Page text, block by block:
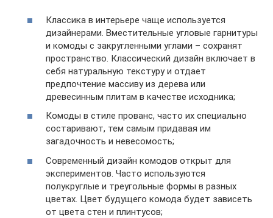
Классика в интерьере чаще используется
дизайнерами. Вместительные угловые гарнитуры
и комоды с закругленными углами – сохранят
пространство. Классический дизайн включает в
себя натуральную текстуру и отдает
предпочтение массиву из дерева или
древесинным плитам в качестве исходника;
Комоды в стиле прованс, часто их специально
состаривают, тем самым придавая им
загадочность и невесомость;
Современный дизайн комодов открыт для
экспериментов. Часто используются
полукруглые и треугольные формы в разных
цветах. Цвет будущего комода будет зависеть
от цвета стен и плинтусов;